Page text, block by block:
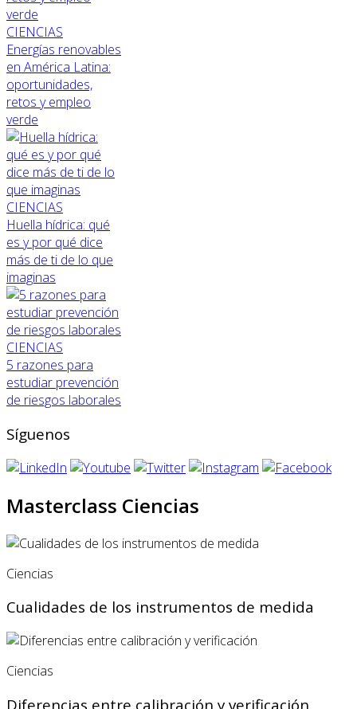
CIENCIAS
Energías renovables
en América Latina:
oportunidades,
retos y empleo
verde
CIENCIAS
Huella hídrica: qué
es y por qué dice
más de ti de lo que
imaginas
CIENCIAS
5 razones para
estudiar prevención
de riesgos laborales
Síguenos
Masterclass Ciencias
Ciencias
Cualidades de los instrumentos de medida
Ciencias
Diferencias entre calibración y verificación